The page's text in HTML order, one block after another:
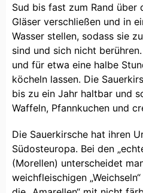
Sud bis fast zum Rand über
Gläser verschließen und in
Wasser stellen, sodass sie
sind und sich nicht
und für etwa eine halbe
köcheln lassen. Die
bis zu ein Jahr haltbar und
Waffeln, Pfannkuchen und
Die Sauerkirsche hat ihren
Südosteuropa. Bei den
(Morellen) unterscheidet
weichfleischigen